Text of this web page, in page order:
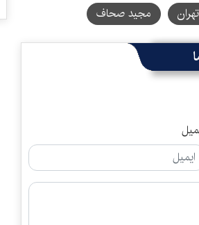
مجید صحاف